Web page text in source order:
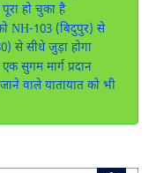
हो चुका है
NH-103 (बिदुपुर) से
से सीधे जुड़ा होगा
सुगम मार्ग प्रदान
वाले यातायात को भी